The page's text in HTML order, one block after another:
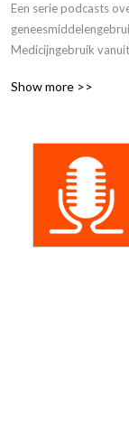
Een serie podcasts
Medicijngebruik
Show more >>